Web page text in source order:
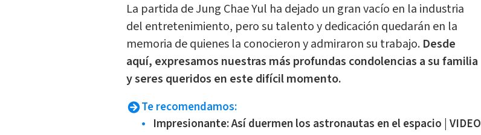
La partida de Jung Chae Yul ha dejado un gran vacío en la industria
del entretenimiento, pero su talento y dedicación quedarán en la
memoria de quienes la conocieron y admiraron su trabajo. Desde
aquí, expresamos nuestras más profundas condolencias a su familia
y seres queridos en este difícil momento.
Te recomendamos:
Impresionante: Así duermen los astronautas en el espacio | VIDEO